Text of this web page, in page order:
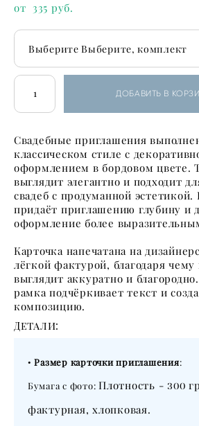
от 335 pуб.
Выберите Выберите, комплект
ДОБАВИТЬ В
Свадебные приглашения
классическом стиле с
оформлением в бордовом цвете.
выглядит элегантно и подходит
свадеб с продуманной
придаёт приглашению глубину и
оформление более
Карточка напечатана на
лёгкой фактурой, благодаря
выглядит аккуратно и
рамка подчёркивает текст и
композицию.
Детали:
• Размер карточки приглашения:
Бумага с фото:Плотность -300
фактурная, хлопковая.